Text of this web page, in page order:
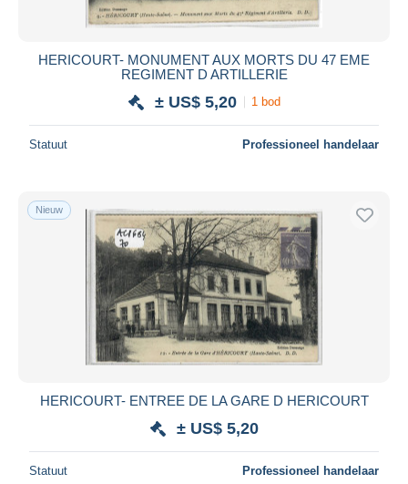
HERICOURT- MONUMENT AUX MORTS DU 47 EME
REGIMENT D ARTILLERIE
± US$ 5,20 1 bod
Statuut Professioneel handelaar
Nieuw
HERICOURT- ENTREE DE LA GARE D HERICOURT
± US$ 5,20
Statuut Professioneel handelaar